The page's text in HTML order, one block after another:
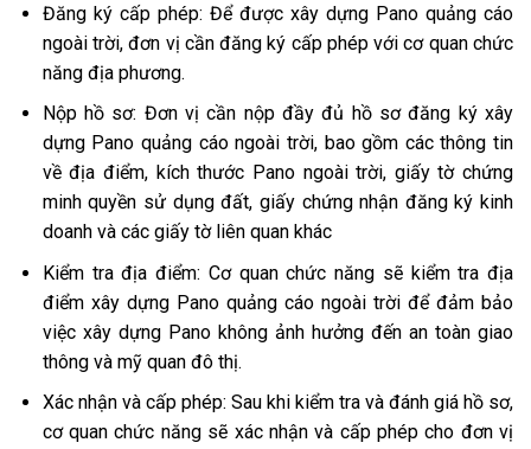
Đăng ký cấp phép: Để được xây dựng Pano quảng cáo
ngoài trời, đơn vị cần đăng ký cấp phép với cơ quan chức
năng địa phương.
Nộp hồ sơ: Đơn vị cần nộp đầy đủ hồ sơ đăng ký xây
dựng Pano quảng cáo ngoài trời, bao gồm các thông tin
về địa điểm, kích thước Pano ngoài trời, giấy tờ chứng
minh quyền sử dụng đất, giấy chứng nhận đăng ký kinh
doanh và các giấy tờ liên quan khác
Kiểm tra địa điểm: Cơ quan chức năng sẽ kiểm tra địa
điểm xây dựng Pano quảng cáo ngoài trời để đảm bảo
việc xây dựng Pano không ảnh hưởng đến an toàn giao
thông và mỹ quan đô thị.
Xác nhận và cấp phép: Sau khi kiểm tra và đánh giá hồ sơ,
cơ quan chức năng sẽ xác nhận và cấp phép cho đơn vị